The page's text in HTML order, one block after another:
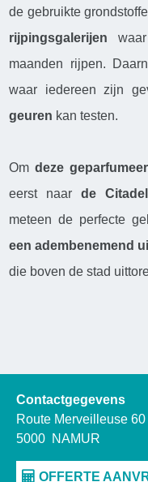
de gebruikte
rijpingsgalerijen
maanden rijpen.
waar iedereen zijn
geuren kan testen.
Omdeze
eerst naarde
meteen de perfecte
een adembenemend
die boven de stad
Contactgegevens
Route Merveilleuse 60
5000 NAMUR